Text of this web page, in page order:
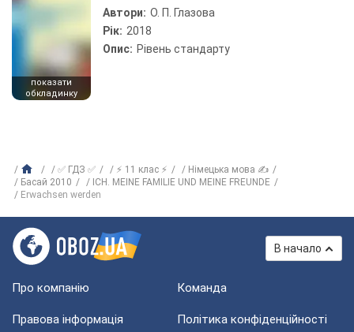
показати
обкладинку
Автори: О. П. Глазова
Рік: 2018
Опис: Рівень стандарту
✅ ГДЗ ✅ ⚡ 11 клас ⚡
Німецька мова ✍
Басай 2010
ICH. MEINE FAMILIE UND MEINE FREUNDE
Erwachsen werden
В начало
Про компанію Команда
Правова інформація Політика конфіденційності